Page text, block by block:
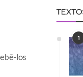
los
1